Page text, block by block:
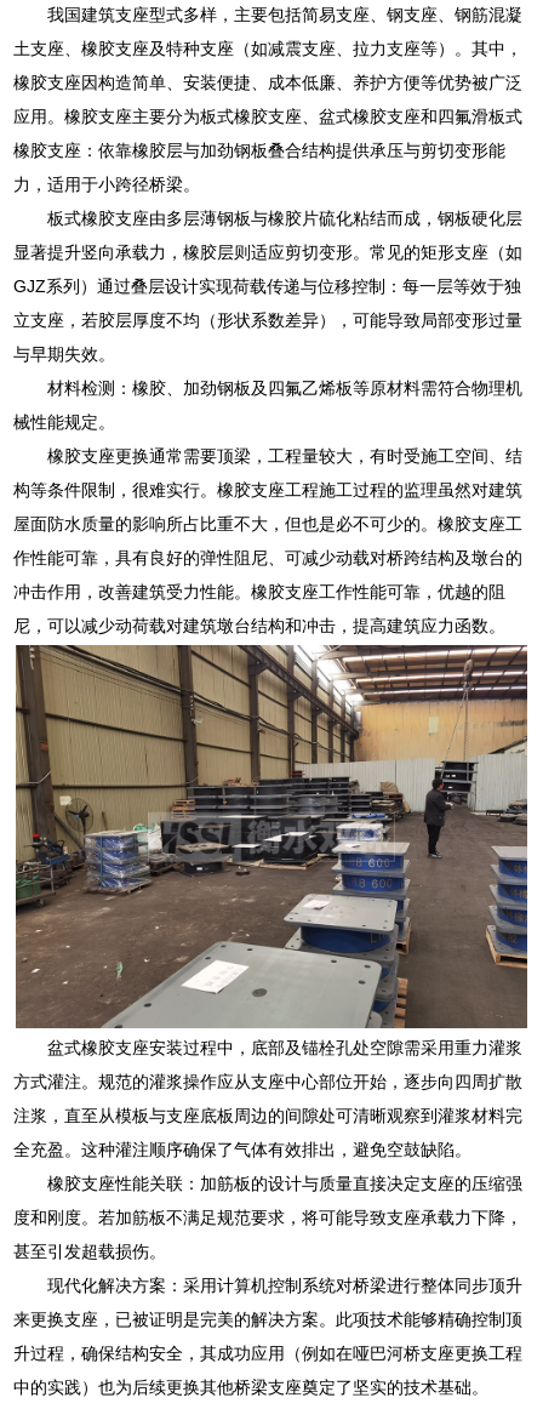
我国建筑支座型式多样，主要包括简易支座、钢支座、钢筋混凝
土支座、橡胶支座及特种支座（如减震支座、拉力支座等）。其中，
橡胶支座因构造简单、安装便捷、成本低廉、养护方便等优势被广泛
应用。橡胶支座主要分为板式橡胶支座、盆式橡胶支座和四氟滑板式
橡胶支座：依靠橡胶层与加劲钢板叠合结构提供承压与剪切变形能
力，适用于小跨径桥梁。
板式橡胶支座由多层薄钢板与橡胶片硫化粘结而成，钢板硬化层
显著提升竖向承载力，橡胶层则适应剪切变形。常见的矩形支座（如
GJZ系列）通过叠层设计实现荷载传递与位移控制：每一层等效于独
立支座，若胶层厚度不均（形状系数差异），可能导致局部变形过量
与早期失效。
材料检测：橡胶、加劲钢板及四氟乙烯板等原材料需符合物理机
械性能规定。
橡胶支座更换通常需要顶梁，工程量较大，有时受施工空间、结
构等条件限制，很难实行。橡胶支座工程施工过程的监理虽然对建筑
屋面防水质量的影响所占比重不大，但也是必不可少的。橡胶支座工
作性能可靠，具有良好的弹性阻尼、可减少动载对桥跨结构及墩台的
冲击作用，改善建筑受力性能。橡胶支座工作性能可靠，优越的阻
尼，可以减少动荷载对建筑墩台结构和冲击，提高建筑应力函数。
盆式橡胶支座安装过程中，底部及锚栓孔处空隙需采用重力灌浆
方式灌注。规范的灌浆操作应从支座中心部位开始，逐步向四周扩散
注浆，直至从模板与支座底板周边的间隙处可清晰观察到灌浆材料完
全充盈。这种灌注顺序确保了气体有效排出，避免空鼓缺陷。
橡胶支座性能关联：加筋板的设计与质量直接决定支座的压缩强
度和刚度。若加筋板不满足规范要求，将可能导致支座承载力下降，
甚至引发超载损伤。
现代化解决方案：采用计算机控制系统对桥梁进行整体同步顶升
来更换支座，已被证明是完美的解决方案。此项技术能够精确控制顶
升过程，确保结构安全，其成功应用（例如在哑巴河桥支座更换工程
中的实践）也为后续更换其他桥梁支座奠定了坚实的技术基础。